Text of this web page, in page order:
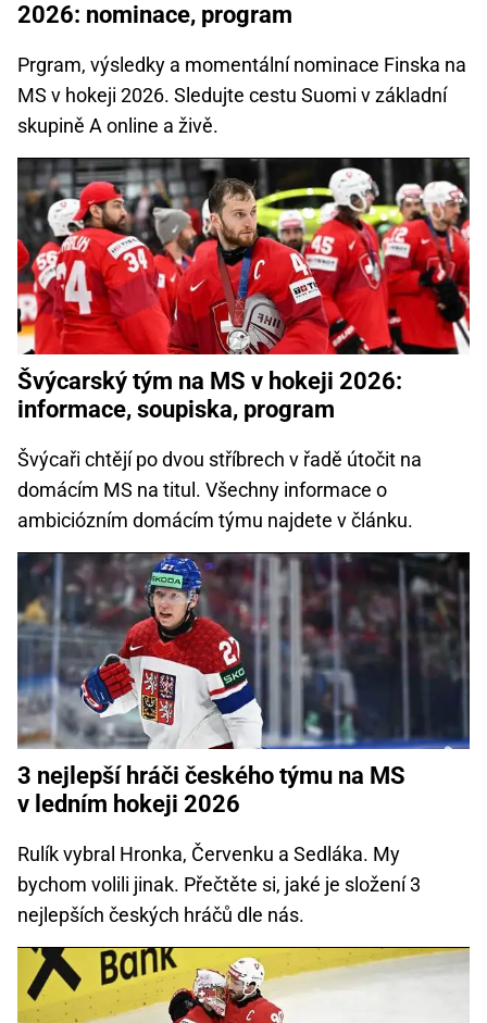
2026: nominace, program
Prgram, výsledky a momentální nominace Finska na
MS v hokeji 2026. Sledujte cestu Suomi v základní
skupině A online a živě.
Švýcarský tým na MS v hokeji 2026:
informace, soupiska, program
Švýcaři chtějí po dvou stříbrech v řadě útočit na
domácím MS na titul. Všechny informace o
ambiciózním domácím týmu najdete v článku.
3 nejlepší hráči českého týmu na MS
v ledním hokeji 2026
Rulík vybral Hronka, Červenku a Sedláka. My
bychom volili jinak. Přečtěte si, jaké je složení 3
nejlepších českých hráčů dle nás.